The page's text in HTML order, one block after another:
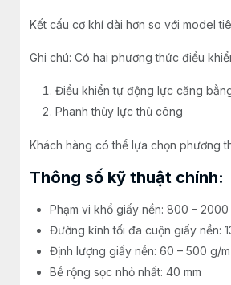
Kết cấu cơ khí dài hơn so với model
Ghi chú: Có hai phương thức điều
Điều khiển tự động lực căng
Phanh thủy lực thủ công
Khách hàng có thể lựa chọn phương
Thông số kỹ thuật chính:
Phạm vi khổ giấy nền: 800 – 2000
Đường kính tối đa cuộn giấy nền:
Định lượng giấy nền: 60 – 500 g/
Bề rộng sọc nhỏ nhất: 40 mm